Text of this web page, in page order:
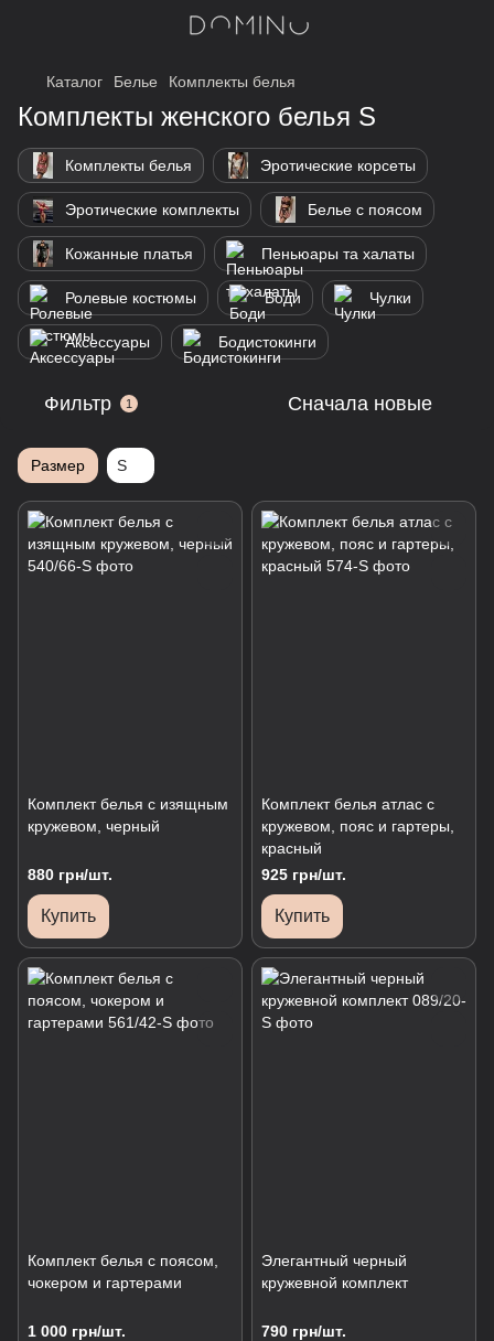
Каталог Белье Комплекты белья
Комплекты женского белья S
Комплекты белья Эротические корсеты
Эротические комплекты Белье с поясом
Кожанные платья Пеньюары та халаты
Ролевые костюмы Боди Чулки
Аксессуары Бодистокинги
Фильтр 1 Сначала новые
Размер S
Комплект белья с изящным
кружевом, черный
880 грн/шт.
Купить
Комплект белья атлас с
кружевом, пояс и гартеры,
красный
925 грн/шт.
Купить
Комплект белья с поясом,
чокером и гартерами
1 000 грн/шт.
Элегантный черный
кружевной комплект
790 грн/шт.